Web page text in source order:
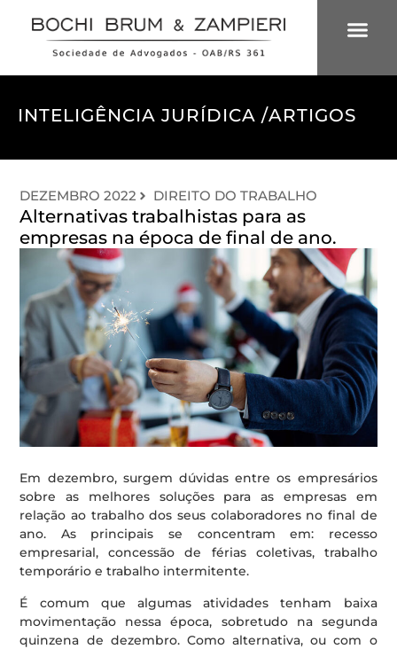
INTELIGÊNCIA JURÍDICA /ARTIGOS
DEZEMBRO 2022 DIREITO DO TRABALHO
Alternativas trabalhistas para as
empresas na época de final de ano.
Em dezembro, surgem dúvidas entre os empresários
sobre as melhores soluções para as empresas em
relação ao trabalho dos seus colaboradores no final de
ano. As principais se concentram em: recesso
empresarial, concessão de férias coletivas, trabalho
temporário e trabalho intermitente.
É comum que algumas atividades tenham baixa
movimentação nessa época, sobretudo na segunda
quinzena de dezembro. Como alternativa, ou com o